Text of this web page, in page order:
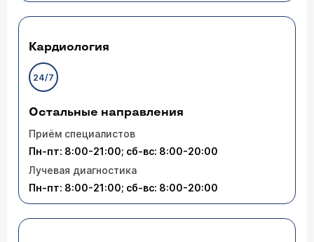
Кардиология
24/7
Остальные направления
Приём специалистов
Пн-пт: 8:00-21:00; сб-вс: 8:00-20:00
Лучевая диагностика
Пн-пт: 8:00-21:00; сб-вс: 8:00-20:00